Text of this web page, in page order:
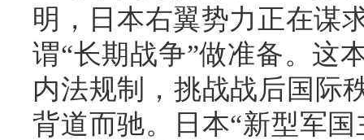
明，日本右翼势力正在谋
谓“长期战争”做准备。这
内法规制，挑战战后国际
背道而驰。日本“新型军